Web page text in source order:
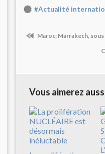
#Actualité
Maroc: Marrakech,
Vous aimerez